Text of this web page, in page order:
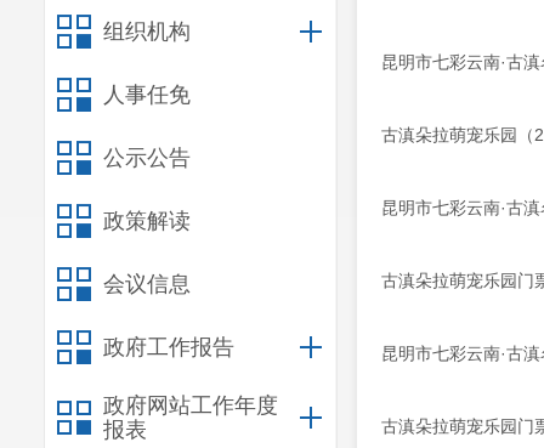
组织机构
人事任免
公示公告
政策解读
会议信息
政府工作报告
政府网站工作年度
报表
昆明市七彩云南·古
古滇朵拉萌宠乐园（
昆明市七彩云南·古
古滇朵拉萌宠乐园门
昆明市七彩云南·古
古滇朵拉萌宠乐园门